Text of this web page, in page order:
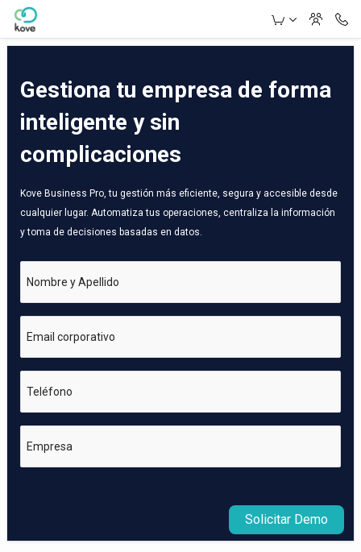
Skip to Main Content
Gestiona tu empresa de forma
inteligente y sin
complicaciones
Kove Business Pro, tu gestión más eficiente, segura y accesible desde
cualquier lugar. Automatiza tus operaciones, centraliza la información
y toma de decisiones basadas en datos.
Nombre y Apellido
Email corporativo
Teléfono
Empresa
Solicitar Demo